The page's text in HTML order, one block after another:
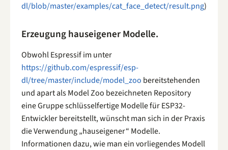
dl/blob/master/examples/cat_face_detect/result.png)
Erzeugung hauseigener Modelle.
Obwohl Espressif im unter
https://github.com/espressif/esp-
dl/tree/master/include/model_zoo bereitstehenden
und apart als Model Zoo bezeichneten Repository
eine Gruppe schlüsselfertige Modelle für ESP32-
Entwickler bereitstellt, wünscht man sich in der Praxis
die Verwendung „hauseigener“ Modelle.
Informationen dazu, wie man ein vorliegendes Modell